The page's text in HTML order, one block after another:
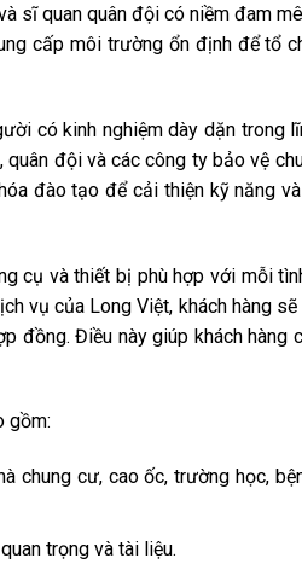
sĩ quan quân đội có niềm đam
cấp môi trường ổn định để tổ
có kinh nghiệm dày dặn trong
đội và các công ty bảo vệ
đào tạo để cải thiện kỹ năng
cụ và thiết bị phù hợp với mỗi
vụ của Long Việt, khách hàng
đồng. Điều này giúp khách hàng
gồm:
chung cư, cao ốc, trường học,
trọng và tài liệu.